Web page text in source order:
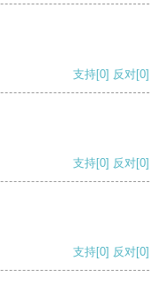
支持[0] 反对[0]
支持[0] 反对[0]
支持[0] 反对[0]